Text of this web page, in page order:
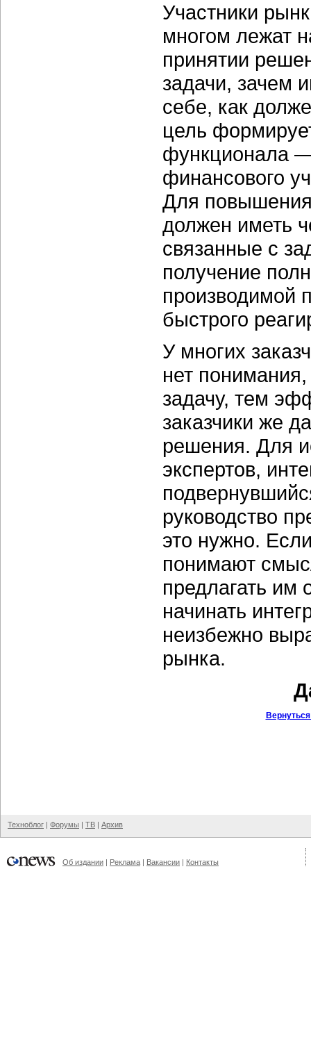
Участники
многом лежат
принятии
задачи, зачем
себе, как
цель
функционала
финансового
Для
должен иметь
связанные с
получение
производимой
быстрого
У многих
нет
задачу, тем
заказчики же
решения. Для
экспертов,
руководство
это нужно.
понимают
предлагать им
начинать
неизбежно
рынка.
Техноблог | Форумы | ТВ | Архив
Об издании | Реклама | Вакансии | Контакты